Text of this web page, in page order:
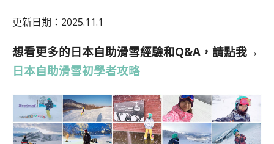
更新日期：2025.11.1
想看更多的日本自助滑雪經驗和Q&A，請點我→
日本自助滑雪初學者攻略